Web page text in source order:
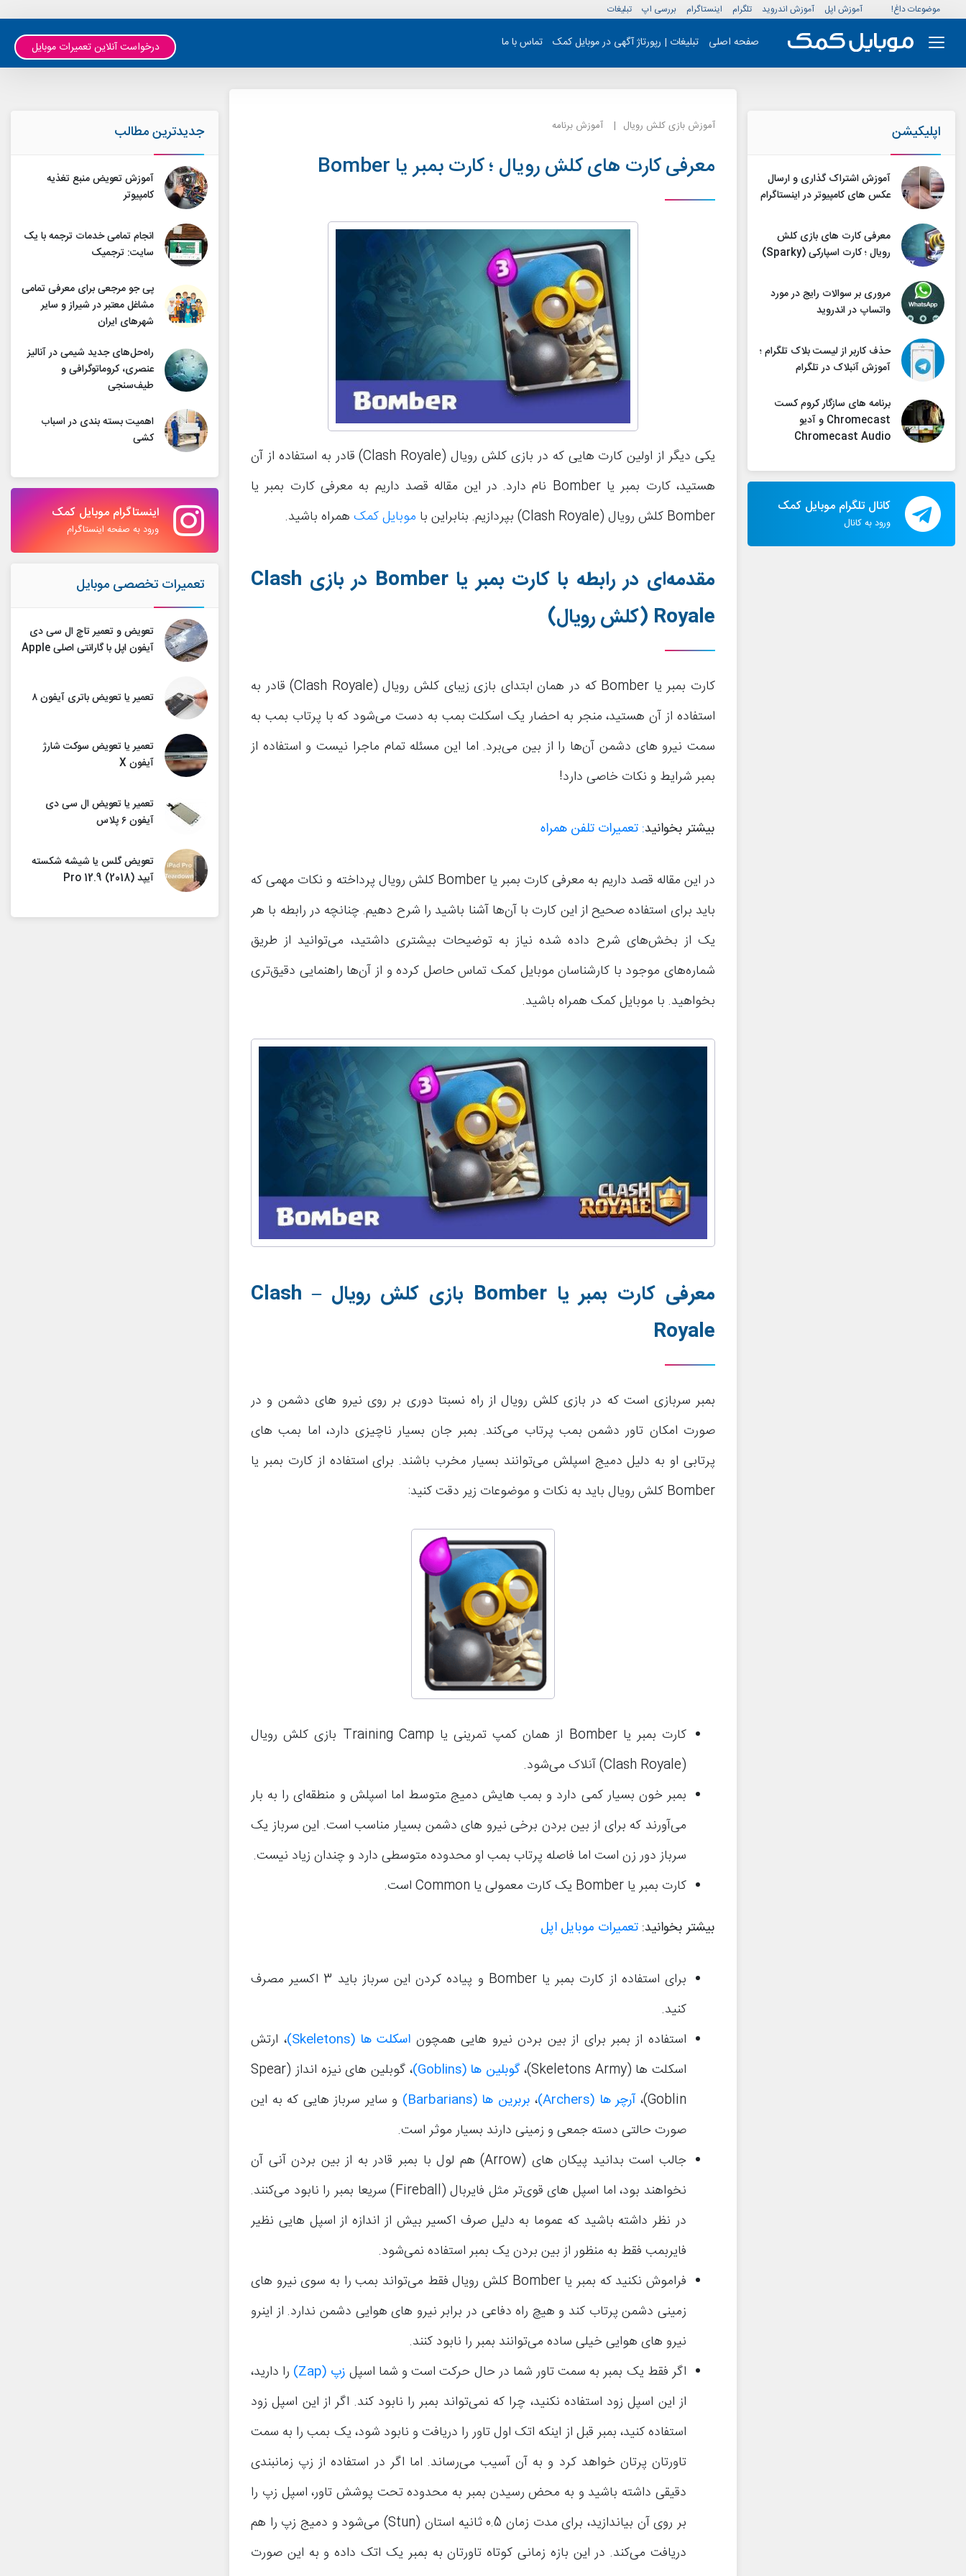
موضوعات داغ! آموزش اپل آموزش اندروید تلگرام اینستاگرام بررسی اپ تبلیغات
صفحه اصلی تبلیغات | رپورتاژ آگهی در موبایل کمک تماس با ما درخواست آنلاین تعمیرات موبایل
اپلیکیشن
آموزش اشتراک گذاری و ارسال
عکس های کامپیوتر در اینستاگرام
معرفی کارت های بازی کلش
رویال ؛ کارت اسپارکی (Sparky)
مروری بر سوالات رایج در مورد
واتساپ در اندروید
حذف کاربر از لیست بلاک تلگرام ؛
آموزش آنبلاک در تلگرام
برنامه های سازگار کروم کست
Chromecast و آدیو
Chromecast Audio
کانال تلگرام موبایل کمک
ورود به کانال
آموزش بازی کلش رویال آموزش برنامه
معرفی کارت های کلش رویال ؛ کارت بمبر یا Bomber
یکی دیگر از اولین کارت هایی که در بازی کلش رویال (Clash Royale) قادر به استفاده از آن
هستید، کارت بمبر یا Bomber نام دارد. در این مقاله قصد داریم به معرفی کارت بمبر یا
Bomber کلش رویال (Clash Royale) بپردازیم. بنابراین با
موبایل کمک همراه باشید.
مقدمه‌ای در رابطه با کارت بمبر یاBomber در بازی Clash
Royale (کلش رویال)
کارت بمبر یا Bomber که در همان ابتدای بازی زیبای کلش رویال (Clash Royale) قادر به
استفاده از آن هستید، منجر به احضار یک اسکلت بمب به دست می‌شود که با پرتاب بمب به
سمت نیرو های دشمن آن‌ها را از بین می‌برد. اما این مسئله تمام ماجرا نیست و استفاده از
بمبر شرایط و نکات خاصی دارد!
بیشتر بخوانید: تعمیرات تلفن همراه
در این مقاله قصد داریم به معرفی کارت بمبر یا Bomber کلش رویال پرداخته و نکات مهمی که
باید برای استفاده صحیح از این کارت با آن‌ها آشنا باشید را شرح دهیم. چنانچه در رابطه با هر
یک از بخش‌های شرح داده شده نیاز به توضیحات بیشتری داشتید، می‌توانید از طریق
شماره‌های موجود با کارشناسان موبایل کمک تماس حاصل کرده و از آن‌ها راهنمایی دقیق‌تری
بخواهید. با موبایل کمک همراه باشید.
معرفی کارت بمبر یاBomber بازی کلش رویال – Clash
Royale
بمبر سربازی است که در بازی کلش رویال از راه نسبتا دوری بر روی نیرو های دشمن و در
صورت امکان تاور دشمن بمب پرتاب می‌کند. بمبر جان بسیار ناچیزی دارد، اما بمب های
پرتابی او به دلیل دمیج اسپلش می‌توانند بسیار مخرب باشند. برای استفاده از کارت بمبر یا
Bomber کلش رویال باید به نکات و موضوعات زیر دقت کنید:
کارت بمبر یا Bomber از همان کمپ تمرینی یا Training Camp بازی کلش رویال
(Clash Royale) آنلاک می‌شود.
بمبر خون بسیار کمی دارد و بمب هایش دمیج متوسط اما اسپلش و منطقه‌ای را به بار
می‌آورند که برای از بین بردن برخی نیرو های دشمن بسیار مناسب است. این سرباز یک
سرباز دور زن است اما فاصله پرتاب بمب او محدوده متوسطی دارد و چندان زیاد نیست.
کارت بمبر یا Bomber یک کارت معمولی یا Common است.
بیشتر بخوانید:تعمیرات موبایل اپل
برای استفاده از کارت بمبر یا Bomber و پیاده کردن این سرباز باید 3 اکسیر مصرف
کنید.
استفاده از بمبر برای از بین بردن نیرو هایی همچون اسکلت ها(Skeletons)
، ارتش
اسکلت ها (Skeletons Army)،
گوبلین ها(Goblins)
، گوبلین های نیزه انداز (Spear
Goblin)، آرچر ها (Archers) ، بربرین ها(Barbarians)
و سایر سرباز هایی که به این
صورت حالتی دسته جمعی و زمینی دارند بسیار موثر است.
جالب است بدانید پیکان های (Arrow) هم لول با بمبر قادر به از بین بردن آنی آن
نخواهند بود، اما اسپل های قوی‌تر مثل فایربال (Fireball) سریعا بمبر را نابود می‌کنند.
در نظر داشته باشید که عموما به دلیل صرف اکسیر بیش از اندازه از اسپل هایی نظیر
فایربمب فقط به منظور از بین بردن یک بمبر استفاده نمی‌شود.
فراموش نکنید که بمبر یا Bomber کلش رویال فقط می‌تواند بمب را به سوی نیرو های
زمینی دشمن پرتاب کند و هیچ راه دفاعی در برابر نیرو های هوایی دشمن ندارد. از اینرو
نیرو های هوایی خیلی ساده می‌توانند بمبر را نابود کنند.
اگر فقط یک بمبر به سمت تاور شما در حال حرکت است و شما اسپل زپ (Zap)
را دارید،
از این اسپل زود استفاده نکنید، چرا که نمی‌تواند بمبر را نابود کند. اگر از این اسپل زود
استفاده کنید، بمبر قبل از اینکه اتک اول تاور را دریافت و نابود شود، یک بمب را به سمت
تاورتان پرتان خواهد کرد و به آن آسیب می‌رساند. اما اگر در استفاده از زپ زمانبندی
دقیقی داشته باشید و به محض رسیدن بمبر به محدوده تحت پوشش تاور، اسپل زپ را
بر روی آن بیاندازید، برای مدت زمان 0.5 ثانیه استان (Stun) می‌شود و دمیج زپ را هم
دریافت می‌کند. در این بازه زمانی کوتاه تاورتان به بمبر یک اتک داده و به این صورت
جدیدترین مطالب
آموزش تعویض منبع تغذیه
کامپیوتر
انجام تمامی خدمات ترجمه با یک
سایت: ترجمیک
پی جو مرجعی برای معرفی تمامی
مشاغل معتبر در شیراز و سایر
شهرهای ایران
راه‌حل‌های جدید شیمی در آنالیز
عنصری، کروماتوگرافی و
طیف‌سنجی
اهمیت بسته بندی در اسباب
کشی
اینستاگرام موبایل کمک
ورود به صفحه اینستاگرام
تعمیرات تخصصی موبایل
تعویض و تعمیر تاچ ال سی دی
آیفون اپل با گارانتی اصلی Apple
تعمیر یا تعویض باتری آیفون ۸
تعمیر یا تعویض سوکت شارژ
آیفون X
تعمیر یا تعویض ال سی دی
آیفون ۶ پلاس
تعویض گلس یا شیشه شکسته
آیپد (Pro 12.9 (2018